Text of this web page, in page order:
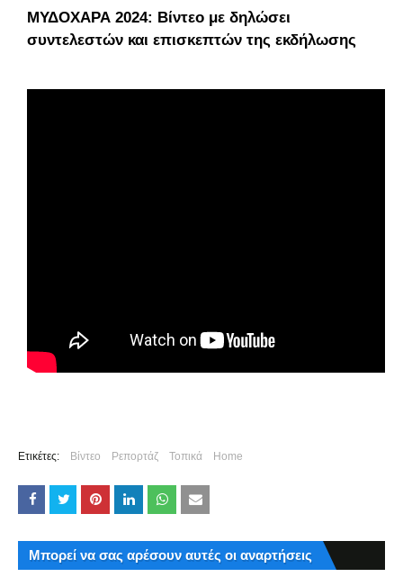
ΜΥΔΟΧΑΡΑ 2024: Βίντεο με δηλώσει
συντελεστών και επισκεπτών της εκδήλωσης
Ετικέτες: Βίντεο Ρεπορτάζ Τοπικά Home
Μπορεί να σας αρέσουν αυτές οι αναρτήσεις